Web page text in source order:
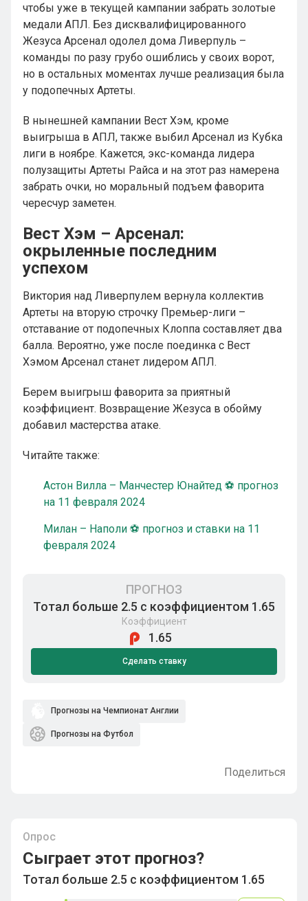
чтобы уже в текущей кампании забрать золотые
медали АПЛ. Без дисквалифицированного
Жезуса Арсенал одолел дома Ливерпуль –
команды по разу грубо ошиблись у своих ворот,
но в остальных моментах лучше реализация была
у подопечных Артеты.
В нынешней кампании Вест Хэм, кроме
выигрыша в АПЛ, также выбил Арсенал из Кубка
лиги в ноябре. Кажется, экс-команда лидера
полузащиты Артеты Райса и на этот раз намерена
забрать очки, но моральный подъем фаворита
чересчур заметен.
Вест Хэм – Арсенал:
окрыленные последним
успехом
Виктория над Ливерпулем вернула коллектив
Артеты на вторую строчку Премьер-лиги –
отставание от подопечных Клоппа составляет два
балла. Вероятно, уже после поединка с Вест
Хэмом Арсенал станет лидером АПЛ.
Берем выигрыш фаворита за приятный
коэффициент. Возвращение Жезуса в обойму
добавил мастерства атаке.
Читайте также:
Астон Вилла – Манчестер Юнайтед ⚽ прогноз
на 11 февраля 2024
Милан – Наполи ⚽ прогноз и ставки на 11
февраля 2024
ПРОГНОЗ
Тотал больше 2.5 с коэффициентом 1.65
Коэффициент
1.65
Сделать ставку
Прогнозы на Чемпионат Англии
Прогнозы на Футбол
Поделиться
Опрос
Сыграет этот прогноз?
Тотал больше 2.5 с коэффициентом 1.65